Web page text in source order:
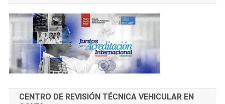
CENTRO DE REVISIÓN TÉCNICA VEHICULAR EN